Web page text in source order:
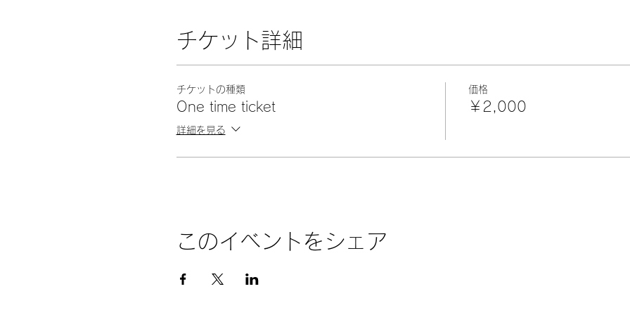
チケット詳細
チケットの種類
One time ticket
詳細を見る
価格
￥2,000
このイベントをシェア